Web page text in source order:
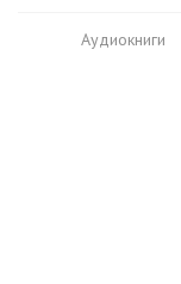
Аудиокниги